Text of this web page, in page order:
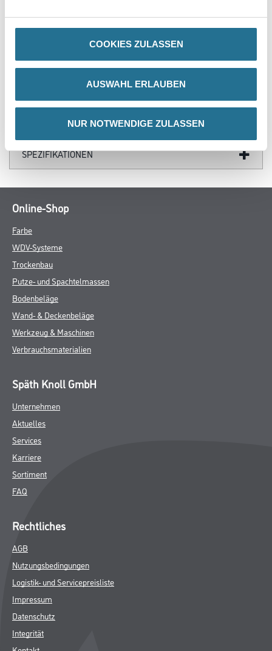
COOKIES ZULASSEN
AUSWAHL ERLAUBEN
NUR NOTWENDIGE ZULASSEN
PRODUKTEIGENSCHAFTEN
DATENBLÄTTER
SPEZIFIKATIONEN
Online-Shop
Farbe
WDV-Systeme
Trockenbau
Putze- und Spachtelmassen
Bodenbeläge
Wand- & Deckenbeläge
Werkzeug & Maschinen
Verbrauchsmaterialien
Späth Knoll GmbH
Unternehmen
Aktuelles
Services
Karriere
Sortiment
FAQ
Rechtliches
AGB
Nutzungsbedingungen
Logistik- und Servicepreisliste
Impressum
Datenschutz
Integrität